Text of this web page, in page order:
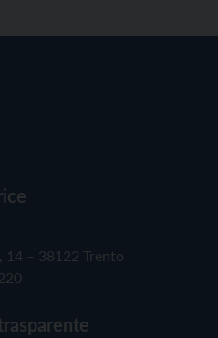
14 – 38122 Trento